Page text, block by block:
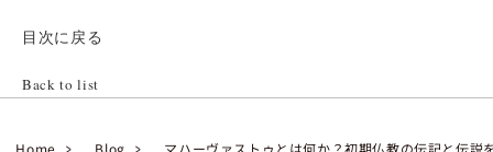
目次に戻る
Back to list
Home Blog マハーヴァストゥとは何か？初期仏教の伝記と伝説